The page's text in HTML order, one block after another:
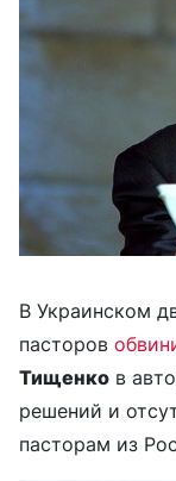
В Украинском
пасторов
Тищенко в
решений и
пасторам из